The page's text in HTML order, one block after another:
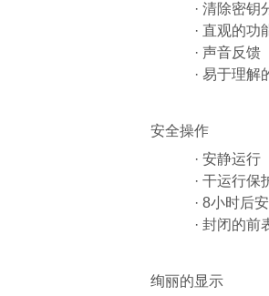
· 清除密钥
· 直观的功
· 声音反馈
· 易于理解
安全操作
· 安静运行
· 干运行保
· 8小时后
· 封闭的前
绚丽的显示